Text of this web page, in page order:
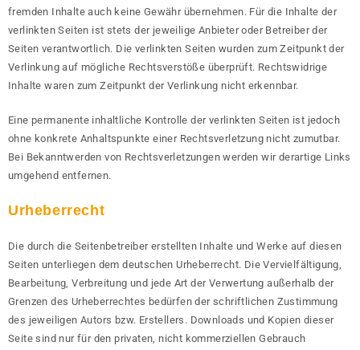
fremden Inhalte auch keine Gewähr übernehmen. Für die Inhalte der
verlinkten Seiten ist stets der jeweilige Anbieter oder Betreiber der
Seiten verantwortlich. Die verlinkten Seiten wurden zum Zeitpunkt der
Verlinkung auf mögliche Rechtsverstöße überprüft. Rechtswidrige
Inhalte waren zum Zeitpunkt der Verlinkung nicht erkennbar.
Eine permanente inhaltliche Kontrolle der verlinkten Seiten ist jedoch
ohne konkrete Anhaltspunkte einer Rechtsverletzung nicht zumutbar.
Bei Bekanntwerden von Rechtsverletzungen werden wir derartige Links
umgehend entfernen.
Urheberrecht
Die durch die Seitenbetreiber erstellten Inhalte und Werke auf diesen
Seiten unterliegen dem deutschen Urheberrecht. Die Vervielfältigung,
Bearbeitung, Verbreitung und jede Art der Verwertung außerhalb der
Grenzen des Urheberrechtes bedürfen der schriftlichen Zustimmung
des jeweiligen Autors bzw. Erstellers. Downloads und Kopien dieser
Seite sind nur für den privaten, nicht kommerziellen Gebrauch